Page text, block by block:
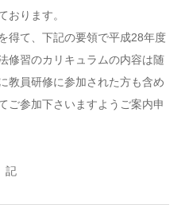
おります。
得て、下記の要領で平成28年度
修習のカリキュラムの内容は随
教員研修に参加された方も含め
ご参加下さいますようご案内申
記